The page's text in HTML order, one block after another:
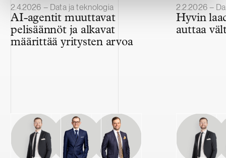
Julkaistu
2.4.2026 – Data ja teknologia
AI-agentit muuttavat
pelisäännöt ja alkavat
määrittää yritysten arvoa
Julkaistu
2.2.2026 –
Hyvin
auttaa